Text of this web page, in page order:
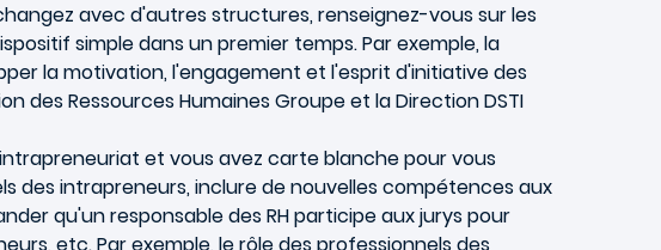
avec d'autres structures, renseignez-vous sur les
simple dans un premier temps. Par exemple, la
la motivation, l'engagement et l'esprit d'initiative des
des Ressources Humaines Groupe et la Direction DSTI
et vous avez carte blanche pour vous
des intrapreneurs, inclure de nouvelles compétences aux
qu'un responsable des RH participe aux jurys pour